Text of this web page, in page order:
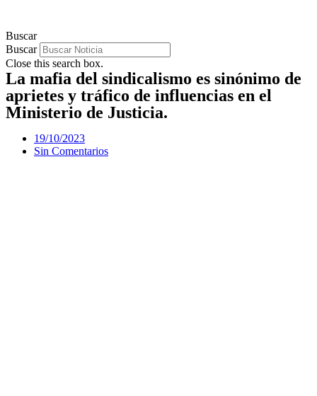
Buscar
Buscar
Close this search box.
La mafia del sindicalismo es sinónimo de
aprietes y tráfico de influencias en el
Ministerio de Justicia.
19/10/2023
Sin Comentarios